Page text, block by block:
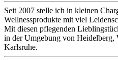
Seit 2007 stelle ich in kleinen
Wellnessprodukte mit viel
Mit diesen pflegenden
in der Umgebung von Heidelberg,
Karlsruhe.